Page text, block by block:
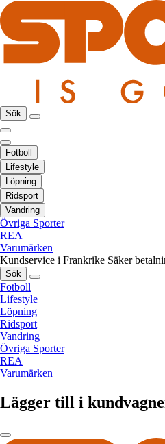
Sök
Fotboll
Lifestyle
Löpning
Ridsport
Vandring
Övriga Sporter
REA
Varumärken
Kundservice i Frankrike Säker
Sök
Fotboll
Lifestyle
Löpning
Ridsport
Vandring
Övriga Sporter
REA
Varumärken
Lägger till i